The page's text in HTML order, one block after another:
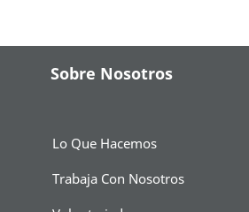
Sobre Nosotros
Lo Que Hacemos
Trabaja Con Nosotros